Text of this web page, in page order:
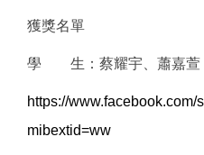
獲獎名單
學 生：蔡耀宇、蕭嘉萱
https://
mibextid=ww